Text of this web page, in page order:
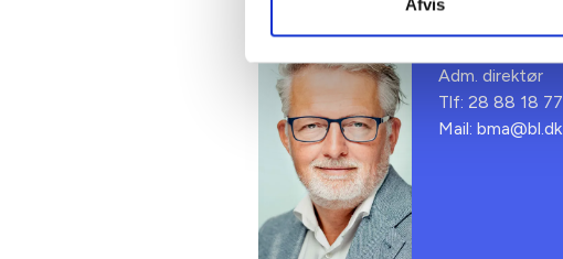
Afvis
Adm. direktør
Tlf: 28 88 18 77
Mail: bma@bl.dk